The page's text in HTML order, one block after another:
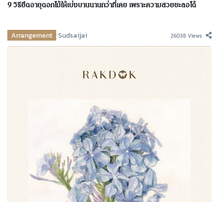
9 วิธียืดอายุดอกไม้ให้เบ่งบานนานกว่าที่เคย เพราะความสวยชะลอได้
Arrangement Sudsaijai 26038 Views